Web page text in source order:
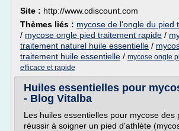
Site : http://www.cdiscount.com
Thèmes liés : mycose de l'ongle du pied
/ mycose ongle pied traitement rapide /
traitement naturel huile essentielle /
traitement huile essentielle / mycose ongle
efficace et rapide
Huiles essentielles pour
- Blog Vitalba
Les huiles essentielles pour mycose des
réussir à soigner un pied d'athlète